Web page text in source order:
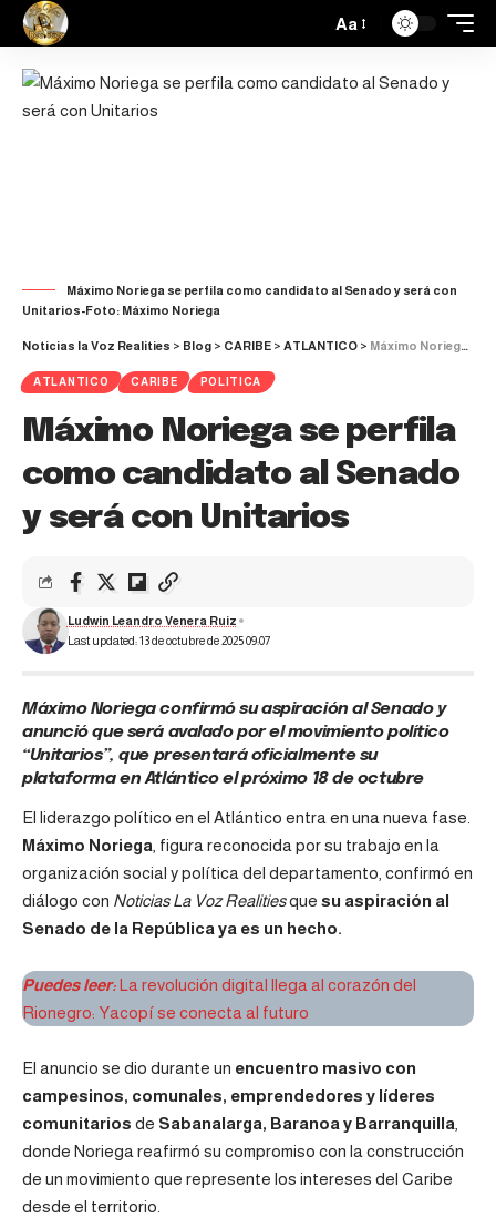
Aa
Máximo Noriega se perfila como candidato al Senado y será con
Unitarios-Foto: Máximo Noriega
Noticias la Voz Realities > Blog > CARIBE > ATLANTICO > Máximo Noriega se perfila como candidato al Senado y será con Unitarios
ATLANTICO CARIBE POLITICA
Máximo Noriega se perfila
como candidato al Senado
y será con Unitarios
Last updated: 13 de octubre de 2025 09:07
Ludwin Leandro Venera Ruiz
Máximo Noriega confirmó su aspiración al Senado y
anunció que será avalado por el movimiento político
“Unitarios”, que presentará oficialmente su
plataforma en Atlántico el próximo 18 de octubre
El liderazgo político en el Atlántico entra en una nueva fase.
Máximo Noriega, figura reconocida por su trabajo en la
organización social y política del departamento, confirmó en
diálogo con Noticias La Voz Realitiesque su aspiración al
Senado de la República ya es un hecho.
Puedes leer:La revolución digital llega al corazón del
Rionegro: Yacopí se conecta al futuro
El anuncio se dio durante un encuentro masivo con
campesinos, comunales, emprendedores y líderes
comunitarios de Sabanalarga, Baranoa y Barranquilla,
donde Noriega reafirmó su compromiso con la construcción
de un movimiento que represente los intereses del Caribe
desde el territorio.